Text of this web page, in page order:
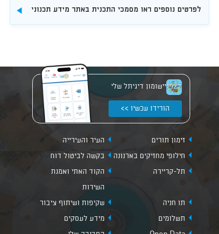
לפרטים נוספים ראו מסמכי התכנית באתר מידע תכנוני
יישומון דיגיתל שלי
הורידו עכשיו >>
זימון תורים
העיר והעירייה
חילופי מחזיקים בארנונה
בקשה לביטול דוח
תל-קריירה
הקוד האתי ואמנת
השירות
תו חניה
שקיפות ושיתוף ציבור
תשלומים
מידע לעסקים